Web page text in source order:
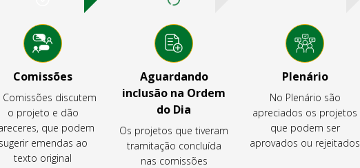
Comissões
Comissões discutem
o projeto e dão
que podem
sugerir emendas ao
texto original
Aguardando
inclusão na Ordem
do Dia
Os projetos que tiveram
tramitação concluída
nas comissões
Plenário
No Plenário são
apreciados os projetos
que podem ser
aprovados ou rejeitados